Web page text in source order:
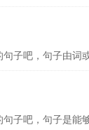
子吧，句子由词
子吧，句子是能